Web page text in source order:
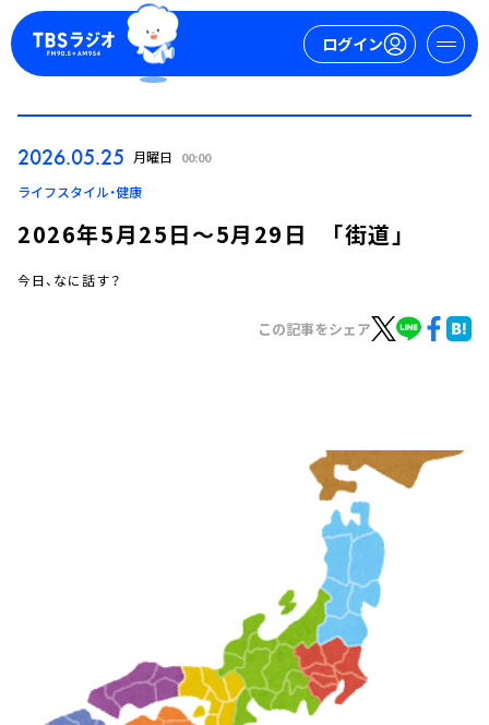
ログイン
ログイン
2026.05.25 月曜日 00:00
ライフスタイル・健康
2026年5月25日～5月29日 「街道」
今日、なに話す？
この記事をシェア